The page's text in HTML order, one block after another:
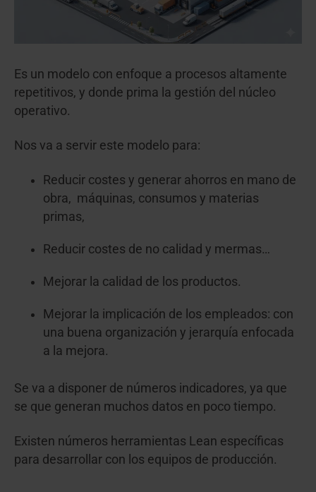
Es un modelo con enfoque a procesos altamente
repetitivos, y donde prima la gestión del núcleo
operativo.
Nos va a servir este modelo para:
Reducir costes y generar ahorros en mano de
obra, máquinas, consumos y materias
primas,
Reducir costes de no calidad y mermas…
Mejorar la calidad de los productos.
Mejorar la implicación de los empleados: con
una buena organización y jerarquía enfocada
a la mejora.
Se va a disponer de números indicadores, ya que
se que generan muchos datos en poco tiempo.
Existen números herramientas Lean específicas
para desarrollar con los equipos de producción.